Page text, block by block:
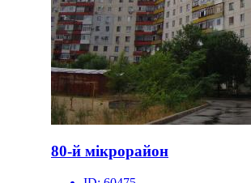
80-й мікрорайон